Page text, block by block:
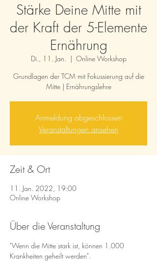
Stärke Deine Mitte mit
der Kraft der 5-Elemente
Ernährung
Di., 11. Jan.
  |
Online Workshop
Grundlagen der TCM mit Fokussierung auf die
Mitte | Ernährungslehre
Anmeldung abgeschlossen
Veranstaltungen ansehen
Zeit & Ort
11. Jan. 2022, 19:00
Online Workshop
Über die Veranstaltung
"Wenn die Mitte stark ist, können 1.000
Krankheiten geheilt werden".